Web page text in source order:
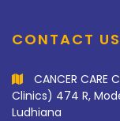
CONTACT US
CANCER CARE
Clinics) 474 R,
Ludhiana